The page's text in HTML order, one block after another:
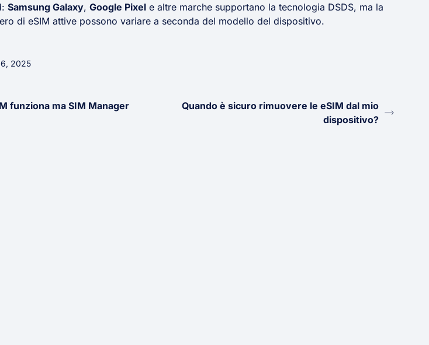
Samsung Galaxy,Google Pixel e altre marche supportano la tecnologia DSDS, ma la
di eSIM attive possono variare a seconda del modello del dispositivo.
2025
funziona ma SIM Manager
Quando è sicuro rimuovere le eSIM dal mio
dispositivo?